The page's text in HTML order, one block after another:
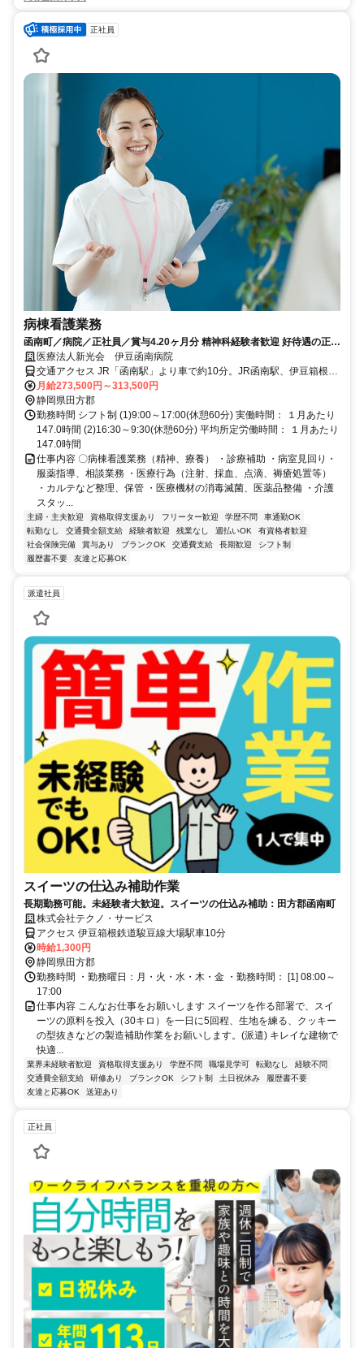
正社員
病棟看護業務
函南町／病院／正社員／賞与4.20ヶ月分 精神科経験者歓迎 好待遇の正看
護師求人です 休暇充実/6028_187003
医療法人新光会 伊豆函南病院
交通アクセス JR「函南駅」より車で約10分。JR函南駅、伊豆箱根鉄
道大場駅より職員通勤送迎バスあり。
月給273,500円～313,500円
静岡県田方郡
勤務時間 シフト制 (1)9:00～17:00(休憩60分) 実働時間： １月あたり
147.0時間 (2)16:30～9:30(休憩60分) 平均所定労働時間： １月あたり
147.0時間
仕事内容 〇病棟看護業務（精神、療養） ・診療補助 ・病室見回り・
服薬指導、相談業務 ・医療行為（注射、採血、点滴、褥瘡処置等）
・カルテなど整理、保管 ・医療機材の消毒滅菌、医薬品整備 ・介護
スタッ...
主婦・主夫歓迎 資格取得支援あり フリーター歓迎 学歴不問
車通勤OK
転勤なし
交通費全額支給 経験者歓迎 残業なし 週払いOK
有資格者歓迎
社会保険完備
賞与あり ブランクOK 交通費支給 長期歓迎
シフト制
履歴書不要
友達と応募OK
派遣社員
スイーツの仕込み補助作業
長期勤務可能。未経験者大歓迎。スイーツの仕込み補助：田方郡函南町
株式会社テクノ・サービス
アクセス 伊豆箱根鉄道駿豆線大場駅車10分
時給1,300円
静岡県田方郡
勤務時間 ・勤務曜日：月・火・水・木・金 ・勤務時間： [1] 08:00～
17:00
仕事内容 こんなお仕事をお願いします スイーツを作る部署で、スイ
ーツの原料を投入（30キロ）を一日に5回程、生地を練る、クッキー
の型抜きなどの製造補助作業をお願いします。(派遣) キレイな建物で
快適...
業界未経験者歓迎 資格取得支援あり 学歴不問 職場見学可 転勤なし
経験不問
交通費全額支給
研修あり ブランクOK シフト制 土日祝休み
履歴書不要
友達と応募OK
送迎あり
正社員